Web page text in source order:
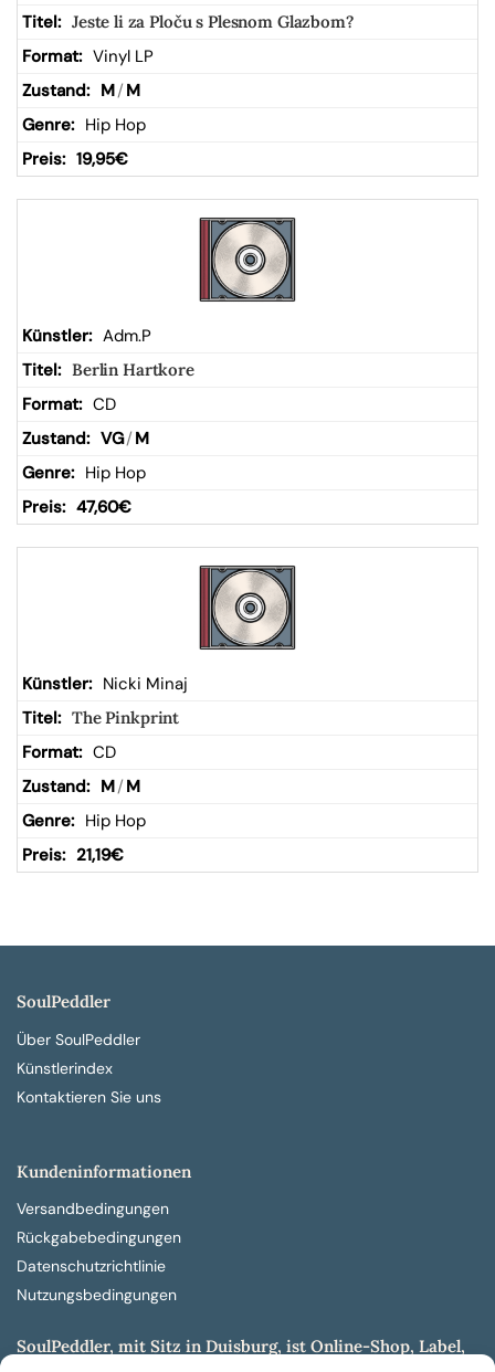
Jeste li za Ploču s Plesnom Glazbom?
Vinyl LP
M/ M
Hip Hop
19,95€
Adm.P
Berlin Hartkore
CD
VG/ M
Hip Hop
47,60€
Nicki Minaj
The Pinkprint
CD
M/ M
Hip Hop
21,19€
SoulPeddler
Über SoulPeddler
Künstlerindex
Kontaktieren Sie uns
Kundeninformationen
Versandbedingungen
Rückgabebedingungen
Datenschutzrichtlinie
Nutzungsbedingungen
SoulPeddler, mit Sitz in Duisburg, ist Online-Shop, Label,